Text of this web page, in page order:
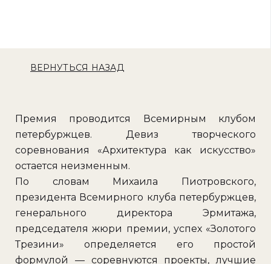
ВЕРНУТЬСЯ НАЗАД
Премия проводится Всемирным клубом
петербуржцев. Девиз творческого
соревнования «Архитектура как искусство»
остается неизменным.
По словам Михаила Пиотровского,
президента Всемирного клуба петербуржцев,
генерального директора Эрмитажа,
председателя жюри премии, успех «Золотого
Трезини» определяется его простой
формулой — соревнуются проекты, лучшие